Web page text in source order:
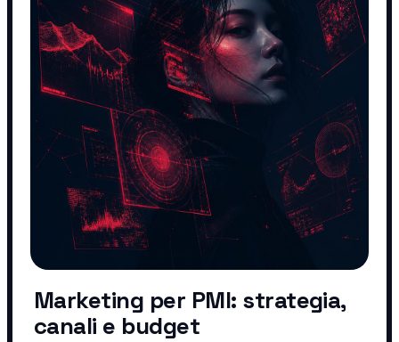
Marketing per PMI: strategia,
canali e budget